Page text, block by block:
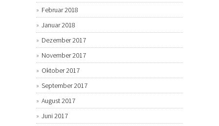
Februar 2018
Januar 2018
Dezember 2017
November 2017
Oktober 2017
September 2017
August 2017
Juni 2017